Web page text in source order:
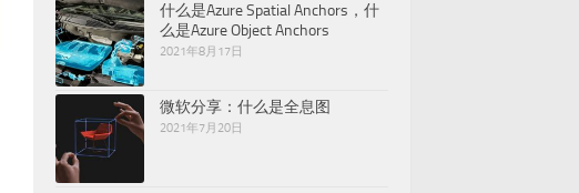
什么是Azure Spatial Anchors，什
么是Azure Object Anchors
2021年8月17日
微软分享：什么是全息图
2021年7月20日